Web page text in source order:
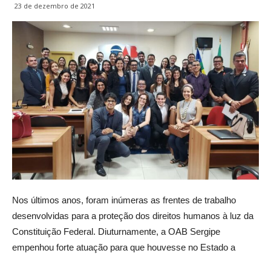
23 de dezembro de 2021
Nos últimos anos, foram inúmeras as frentes de trabalho
desenvolvidas para a proteção dos direitos humanos à luz da
Constituição Federal. Diuturnamente, a OAB Sergipe
empenhou forte atuação para que houvesse no Estado a